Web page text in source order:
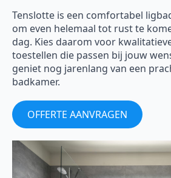
Tenslotte is een comfortabel
om even helemaal tot rust te
dag. Kies daarom voor
toestellen die passen bij jouw
geniet nog jarenlang van een
badkamer.
OFFERTE AANVRAGEN